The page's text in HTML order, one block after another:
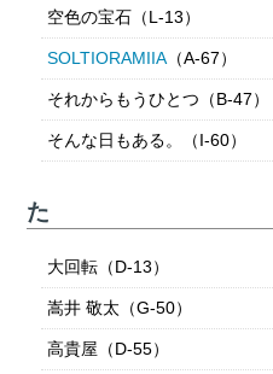
空色の宝石（L-13）
SOLTIORAMIIA（A-67）
それからもうひとつ（B-47）
そんな日もある。（I-60）
た
大回転（D-13）
嵩井 敬太（G-50）
高貴屋（D-55）